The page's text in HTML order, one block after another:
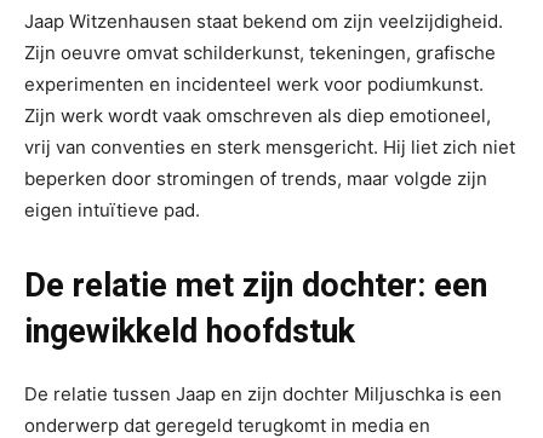
Jaap Witzenhausen staat bekend om zijn veelzijdigheid.
Zijn oeuvre omvat schilderkunst, tekeningen, grafische
experimenten en incidenteel werk voor podiumkunst.
Zijn werk wordt vaak omschreven als diep emotioneel,
vrij van conventies en sterk mensgericht. Hij liet zich niet
beperken door stromingen of trends, maar volgde zijn
eigen intuïtieve pad.
De relatie met zijn dochter: een
ingewikkeld hoofdstuk
De relatie tussen Jaap en zijn dochter Miljuschka is een
onderwerp dat geregeld terugkomt in media en